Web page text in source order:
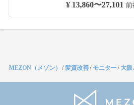
¥ 13,860〜27,101 前
MEZON（メゾン） /髪質改善/ モニター/大阪